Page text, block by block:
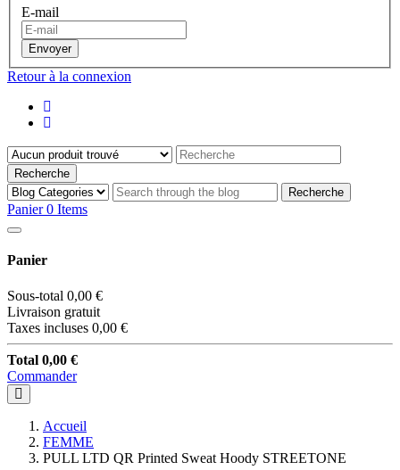
E-mail
Envoyer
Retour à la connexion
Recherche
Recherche
Panier 0 Items
Panier
Sous-total 0,00 €
Livraison gratuit
Taxes incluses 0,00 €
Total 0,00 €
Commander
Accueil
FEMME
PULL LTD QR Printed Sweat Hoody STREETONE